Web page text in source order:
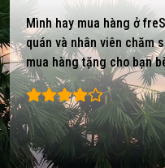
Mình hay mua hàng ở
quán và nhân viên chăm
mua hàng tặng cho bạn